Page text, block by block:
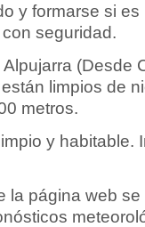
y formarse si
seguridad.
(Desde
limpios de
metros.
y habitable.
la página web